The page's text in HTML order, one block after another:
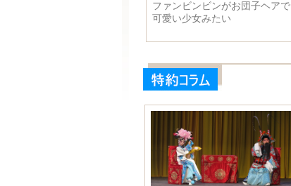
ファンビンビンがお団子ヘアで
可愛い少女みたい